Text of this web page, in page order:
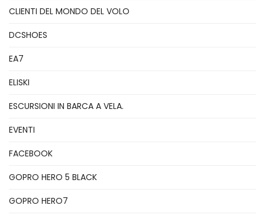
CLIENTI DEL MONDO DEL VOLO
DCSHOES
EA7
ELISKI
ESCURSIONI IN BARCA A VELA.
EVENTI
FACEBOOK
GOPRO HERO 5 BLACK
GOPRO HERO7